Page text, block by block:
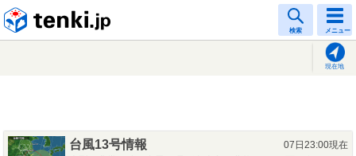
検索 メニュー
現在地
台風13号情報
07日23:00現在